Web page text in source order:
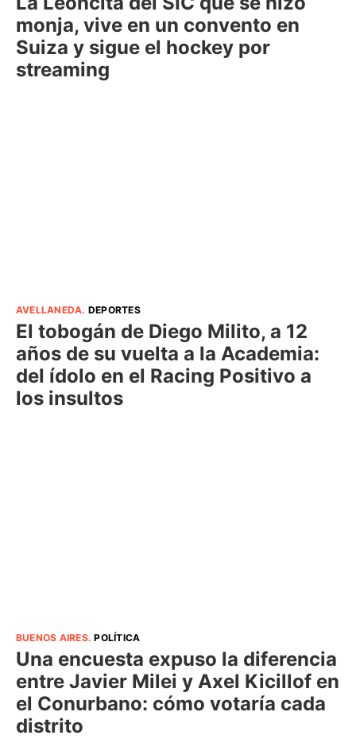
monja, vive en un convento en
Suiza y sigue el hockey por
streaming
AVELLANEDA. DEPORTES
El tobogán de Diego Milito, a 12
años de su vuelta a la Academia:
del ídolo en el Racing Positivo a
los insultos
BUENOS AIRES.POLÍTICA
Una encuesta expuso la diferencia
entre Javier Milei y Axel Kicillof en
el Conurbano: cómo votaría cada
distrito